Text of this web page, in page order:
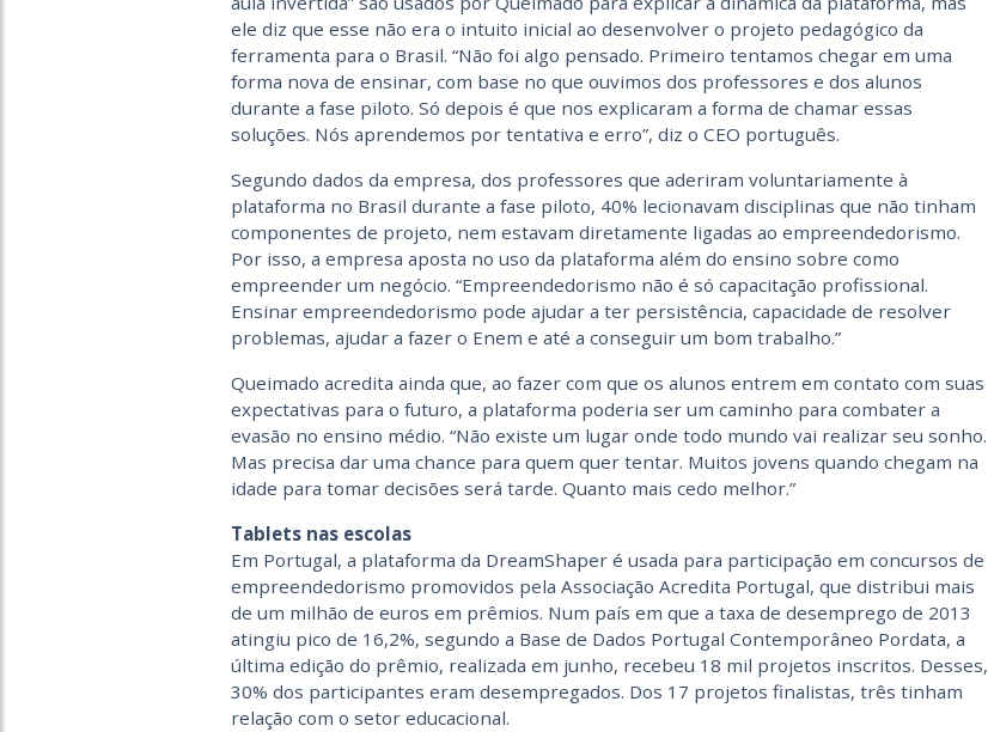
ele diz que esse não era o intuito inicial ao desenvolver o projeto pedagógico da
ferramenta para o Brasil. “Não foi algo pensado. Primeiro tentamos chegar em uma
forma nova de ensinar, com base no que ouvimos dos professores e dos alunos
durante a fase piloto. Só depois é que nos explicaram a forma de chamar essas
soluções. Nós aprendemos por tentativa e erro”, diz o CEO português.
Segundo dados da empresa, dos professores que aderiram voluntariamente à
plataforma no Brasil durante a fase piloto, 40% lecionavam disciplinas que não tinham
componentes de projeto, nem estavam diretamente ligadas ao empreendedorismo.
Por isso, a empresa aposta no uso da plataforma além do ensino sobre como
empreender um negócio. “Empreendedorismo não é só capacitação profissional.
Ensinar empreendedorismo pode ajudar a ter persistência, capacidade de resolver
problemas, ajudar a fazer o Enem e até a conseguir um bom trabalho.”
Queimado acredita ainda que, ao fazer com que os alunos entrem em contato com suas
expectativas para o futuro, a plataforma poderia ser um caminho para combater a
evasão no ensino médio. “Não existe um lugar onde todo mundo vai realizar seu sonho.
Mas precisa dar uma chance para quem quer tentar. Muitos jovens quando chegam na
idade para tomar decisões será tarde. Quanto mais cedo melhor.”
Tablets nas escolas
Em Portugal, a plataforma da DreamShaper é usada para participação em concursos de
empreendedorismo promovidos pela Associação Acredita Portugal, que distribui mais
de um milhão de euros em prêmios. Num país em que a taxa de desemprego de 2013
atingiu pico de 16,2%, segundo a Base de Dados Portugal Contemporâneo Pordata, a
última edição do prêmio, realizada em junho, recebeu 18 mil projetos inscritos. Desses,
30% dos participantes eram desempregados. Dos 17 projetos finalistas, três tinham
relação com o setor educacional.